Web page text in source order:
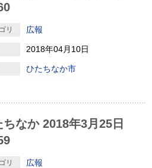
リ 広報
2018年04月10日
ひたちなか市
なか 2018年3月25日
リ 広報